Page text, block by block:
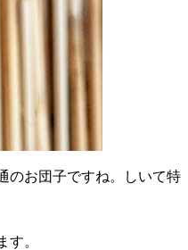
のお団子ですね。しいて特
。